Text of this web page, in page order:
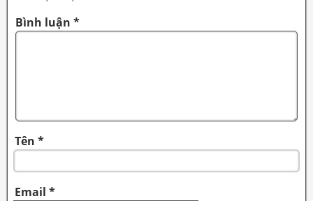
Bình luận *
Tên *
Email *